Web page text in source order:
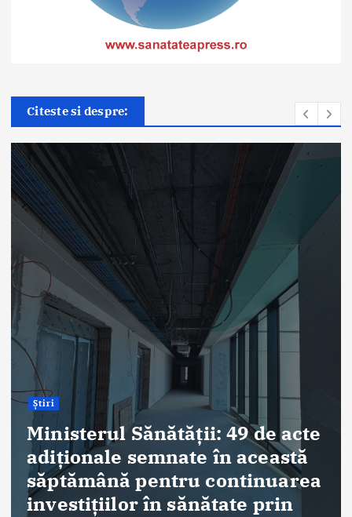
Citeste si despre:
49 de acte
în această
continuarea
prin
Știri
ANT: Trei
și țesuturi la
în ultimele